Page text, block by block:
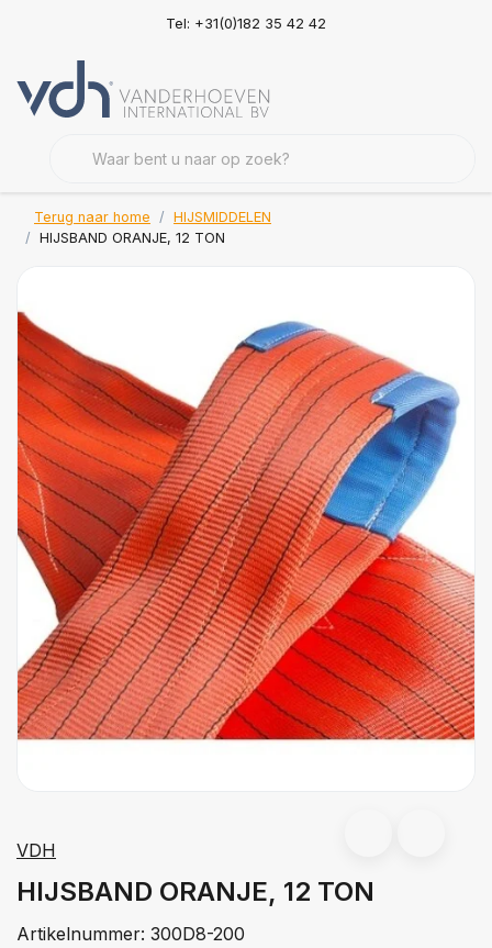
Tel: +31(0)182 35 42 42
Terug naar home
HIJSMIDDELEN
HIJSBAND ORANJE, 12 TON
VDH
HIJSBAND ORANJE, 12 TON
Artikelnummer: 300D8-200